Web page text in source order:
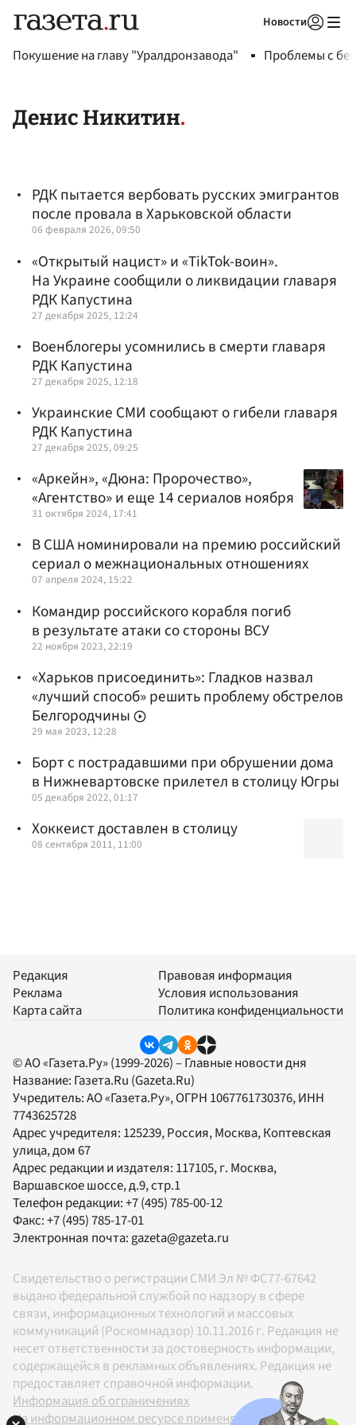
Новости
Покушение на главу "Уралдронзавода" Проблемы с
Денис Никитин
РДК пытается вербовать русских эмигрантов
после провала в Харьковской области
06 февраля 2026, 09:50
«Открытый нацист» и «TikTok-воин».
На Украине сообщили о ликвидации главаря
РДК Капустина
27 декабря 2025, 12:24
Военблогеры усомнились в смерти главаря
РДК Капустина
27 декабря 2025, 12:18
Украинские СМИ сообщают о гибели главаря
РДК Капустина
27 декабря 2025, 09:25
«Аркейн», «Дюна: Пророчество»,
«Агентство» и еще 14 сериалов ноября
31 октября 2024, 17:41
В США номинировали на премию российский
сериал о межнациональных отношениях
07 апреля 2024, 15:22
Командир российского корабля погиб
в результате атаки со стороны ВСУ
22 ноября 2023, 22:19
«Харьков присоединить»: Гладков назвал
«лучший способ» решить проблему обстрелов
Белгородчины
29 мая 2023, 12:28
Борт с пострадавшими при обрушении дома
в Нижневартовске прилетел в столицу Югры
05 декабря 2022, 01:17
Хоккеист доставлен в столицу
08 сентября 2011, 11:00
Редакция
Реклама
Карта сайта
Правовая информация
Условия использования
Политика конфиденциальности
© АО «Газета.Ру» (1999-2026) – Главные новости дня
Название: Газета.Ru (Gazeta.Ru)
Учредитель:АО «Газета.Ру», ОГРН 1067761730376, ИНН
7743625728
Адрес учредителя: 125239, Россия, Москва, Коптевская
улица, дом 67
Адрес редакции и издателя: 117105, г. Москва,
Варшавское шоссе, д.9, стр.1
Телефон редакции:+7 (495) 785-00-12
Факс:+7 (495) 785-17-01
Электронная почта:gazeta@gazeta.ru
Свидетельство о регистрации СМИ Эл № ФС77-67642
выдано федеральной службой по надзору в сфере
связи, информационных технологий и массовых
коммуникаций (Роскомнадзор) 10.11.2016 г. Редакция не
несет ответственности за достоверность информации,
содержащейся в рекламных объявлениях. Редакция не
предоставляет справочной информации.
Информация об ограничениях
На информационном ресурсе применяются